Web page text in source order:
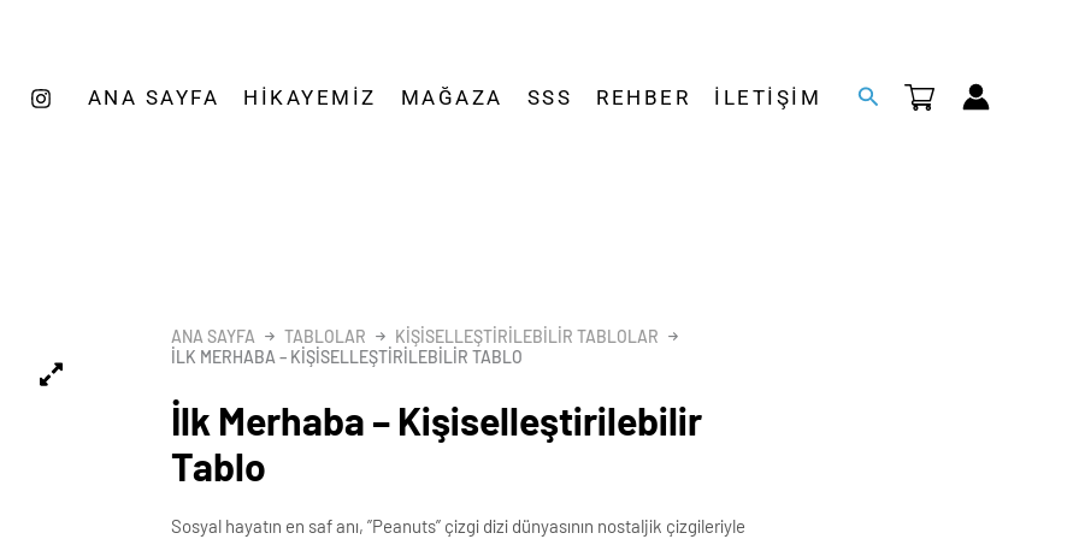
ANA SAYFA
HIKAYEMIZ MAĞAZA SSS REHBER İLETIŞIM Arama
ANA SAYFA TABLOLAR
KIŞISELLEŞTIRILEBILIR TABLOLAR
İLK MERHABA – KIŞISELLEŞTIRILEBILIR TABLO
İlk Merhaba – Kişiselleştirilebilir
Tablo
Sosyal hayatın en saf anı, ”Peanuts” çizgi dizi dünyasının nostaljik çizgileriyle